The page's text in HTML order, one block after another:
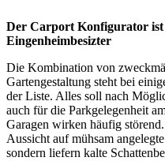
Der Carport Konfigurator
Eingenheimbesizter
Die Kombination von
Gartengestaltung steht bei
der Liste. Alles soll nach
auch für die Parkgelegenheit
Garagen wirken häufig
Aussicht auf mühsam
sondern liefern kalte